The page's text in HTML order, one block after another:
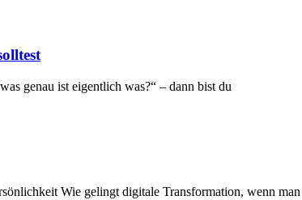
genau ist eigentlich was?“ – dann bist du
Wie gelingt digitale Transformation, wenn